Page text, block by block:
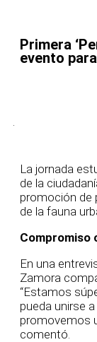
Primera
evento
.
La jornada
de la
promoción de
de la fauna
Compromiso
En una
Zamora
“Estamos
pueda unirse
promovemos
comentó.